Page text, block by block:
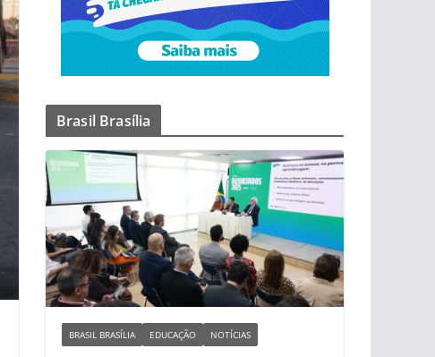
Brasil Brasília
BRASIL BRASÍLIA EDUCAÇÃO NOTÍCIAS